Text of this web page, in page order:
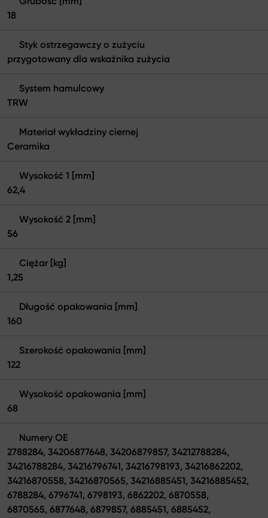
18
Styk ostrzegawczy o zużyciu
przygotowany dla wskaźnika zużycia
System hamulcowy
TRW
Materiał wykładziny ciernej
Ceramika
Wysokość 1 [mm]
62,4
Wysokość 2 [mm]
56
Ciężar [kg]
1,25
Długość opakowania [mm]
160
Szerokość opakowania [mm]
122
Wysokość opakowania [mm]
68
Numery OE
2788284, 34206877648, 34206879857, 34212788284,
34216788284, 34216796741, 34216798193, 34216862202,
34216870558, 34216870565, 34216885451, 34216885452,
6788284, 6796741, 6798193, 6862202, 6870558,
6870565, 6877648, 6879857, 6885451, 6885452,